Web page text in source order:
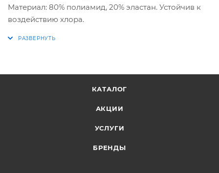
Материал: 80% полиамид, 20% эластан. Устойчив к
воздействию хлора.
КАТАЛОГ
АКЦИИ
УСЛУГИ
БРЕНДЫ